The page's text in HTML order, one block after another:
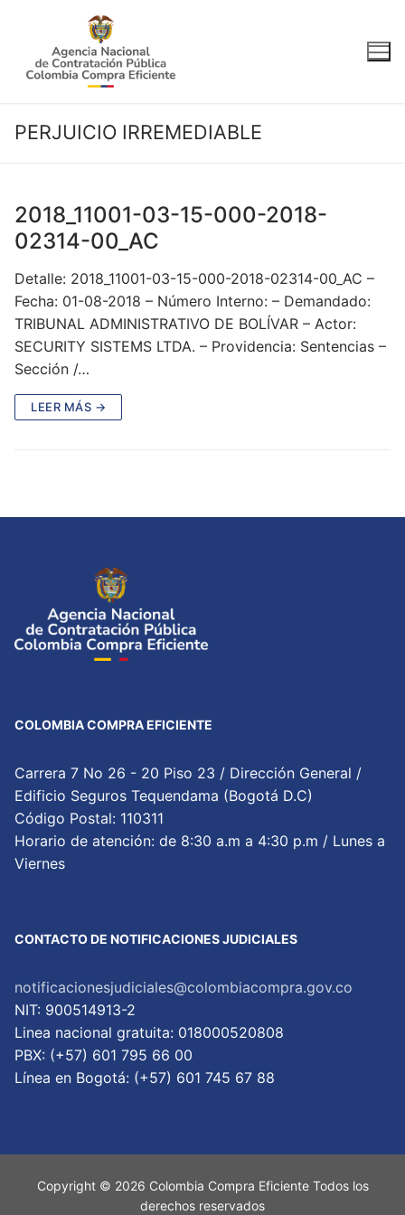
contenido
PERJUICIO IRREMEDIABLE
2018_11001-03-15-000-2018-
02314-00_AC
Detalle: 2018_11001-03-15-000-2018-02314-00_AC –
Fecha: 01-08-2018 – Número Interno: – Demandado:
TRIBUNAL ADMINISTRATIVO DE BOLÍVAR – Actor:
SECURITY SISTEMS LTDA. – Providencia: Sentencias –
Sección /…
LEER MÁS →
COLOMBIA COMPRA EFICIENTE
Carrera 7 No 26 - 20 Piso 23 / Dirección General /
Edificio Seguros Tequendama (Bogotá D.C)
Código Postal: 110311
Horario de atención: de 8:30 a.m a 4:30 p.m / Lunes a
Viernes
CONTACTO DE NOTIFICACIONES JUDICIALES
notificacionesjudiciales@colombiacompra.gov.co
NIT: 900514913-2
Linea nacional gratuita: 018000520808
PBX: (+57) 601 795 66 00
Lí­nea en Bogotá: (+57) 601 745 67 88
Copyright © 2026 Colombia Compra Eficiente Todos los
derechos reservados